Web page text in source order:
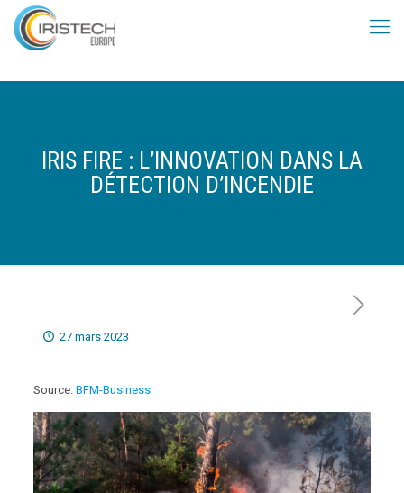
IRIS FIRE : L’INNOVATION DANS LA
DÉTECTION D’INCENDIE
27 mars 2023
Source: BFM-Business